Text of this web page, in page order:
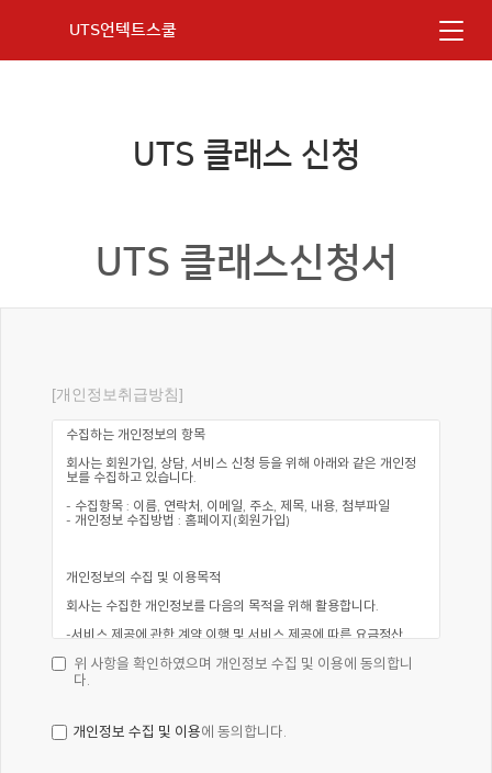
UTS언텍트스쿨
UTS 클래스 신청
UTS 클래스신청서
[개인정보취급방침]
위 사항을 확인하였으며 개인정보 수집 및 이용에 동의합니
다.
개인정보 수집 및 이용에 동의합니다.